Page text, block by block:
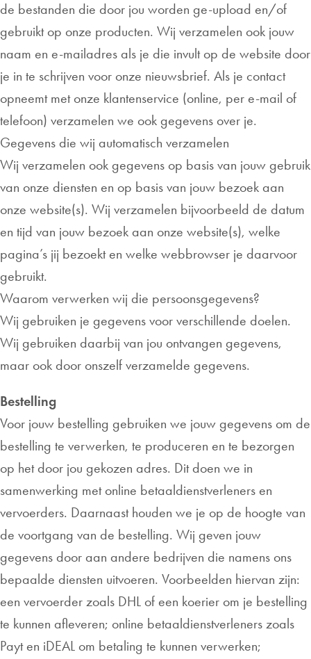
de bestanden die door jou worden ge-upload en/of
gebruikt op onze producten. Wij verzamelen ook jouw
naam en e-mailadres als je die invult op de website door
je in te schrijven voor onze nieuwsbrief. Als je contact
opneemt met onze klantenservice (online, per e-mail of
telefoon) verzamelen we ook gegevens over je.
Gegevens die wij automatisch verzamelen
Wij verzamelen ook gegevens op basis van jouw gebruik
van onze diensten en op basis van jouw bezoek aan
onze website(s). Wij verzamelen bijvoorbeeld de datum
en tijd van jouw bezoek aan onze website(s), welke
pagina’s jij bezoekt en welke webbrowser je daarvoor
gebruikt.
Waarom verwerken wij die persoonsgegevens?
Wij gebruiken je gegevens voor verschillende doelen.
Wij gebruiken daarbij van jou ontvangen gegevens,
maar ook door onszelf verzamelde gegevens.
Bestelling
Voor jouw bestelling gebruiken we jouw gegevens om de
bestelling te verwerken, te produceren en te bezorgen
op het door jou gekozen adres. Dit doen we in
samenwerking met online betaaldienstverleners en
vervoerders. Daarnaast houden we je op de hoogte van
de voortgang van de bestelling. Wij geven jouw
gegevens door aan andere bedrijven die namens ons
bepaalde diensten uitvoeren. Voorbeelden hiervan zijn:
een vervoerder zoals DHL of een koerier om je bestelling
te kunnen afleveren; online betaaldienstverleners zoals
Payt en iDEAL om betaling te kunnen verwerken;